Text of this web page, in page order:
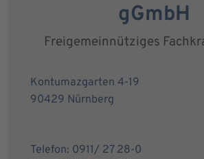
gGmbH
Freigemeinnütziges
Kontumazgarten 4-19
90429 Nürnberg
Telefon: 0911/ 27 28-0